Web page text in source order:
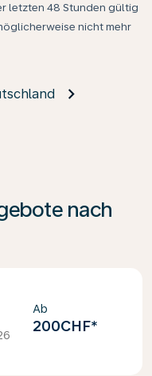
letzten 48 Stunden gültig
nicht mehr
nach
Ab
200CHF*